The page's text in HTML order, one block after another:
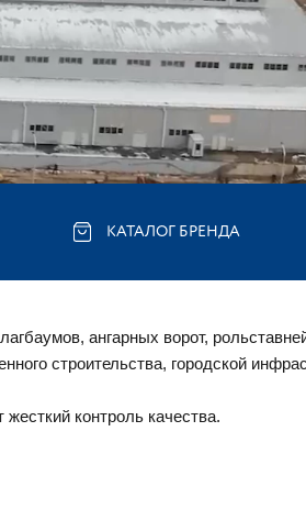
КАТАЛОГ БРЕНДА
ангарных ворот,
строительства, городской
контроль качества.